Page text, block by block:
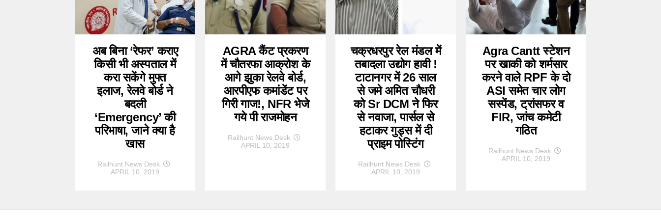
अब बिना ‘रेफर’ कराए
किसी भी अस्पताल में
करा सकेंगे मुफ्त
इलाज, रेलवे बोर्ड ने
बदली
‘Emergency’ की
परिभाषा, जाने क्या है
खास
Railhunt News Desk
APRIL 10, 2019
AGRA कैंट प्रकरण
में चौतरफा आक्रोश के
आगे झुका रेलवे बोर्ड,
आरपीएफ कमांडेंट पर
गिरी गाज!, NFR भेजे
गये पी राजमोहन
Railhunt News Desk
APRIL 10, 2019
चक्रधरपुर रेल मंडल में
तबादला उद्योग हावी !
टाटानगर में 26 साल
से जमे अमित चौधरी
को Sr DCM ने फिर
से नवाजा, पार्सल से
हटाकर गुड्स में दी
प्राइम पोस्टिंग
Railhunt News Desk
APRIL 10, 2019
Agra Cantt स्टेशन
पर खाकी को शर्मसार
करने वाले RPF के दो
ASI समेत चार लोग
सस्पेंड, ट्रांसफर व
FIR, जांच कमेटी
गठित
Railhunt News Desk
APRIL 10, 2019